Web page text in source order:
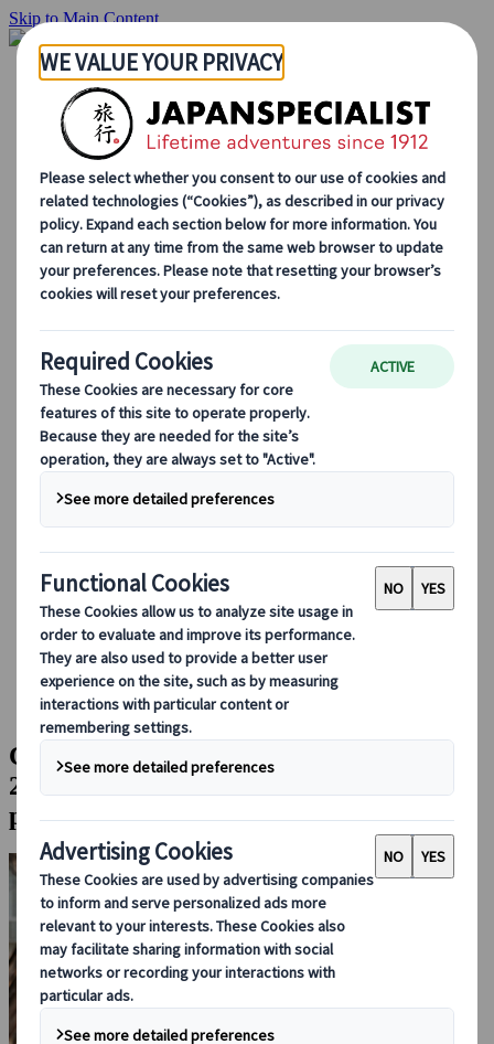
Skip to Main Content
Inizio
Itinerari di viaggio
Itinerari individuali
Tour guidati
Drive & stay
Tour di serie
Escursioni
Tour di gruppo su misura
Japan Rail Pass
Come lavoriamo
Chi siamo
Il nostro team
Blog
Consigli di viaggio per ogni stagione
Attrazioni principali
Approfondimenti culturali
Esperienze culinarie
Alla scoperta del Giappone in treno
Domande frequenti
Informazioni essenziali
Regole di etichetta
Guidare in Giappone
Prenotare con noi
Japan Rail Pass
Strutture ricettive
Consulenza online
Japanspecialist
Attrazioni principali
Come organizzare la tua visita all'EXPO 2025: biglietti,
itinerari e luoghi da non perdere
Come organizzare la tua visita all'EXPO
2025: biglietti, itinerari e luoghi da non
perdere